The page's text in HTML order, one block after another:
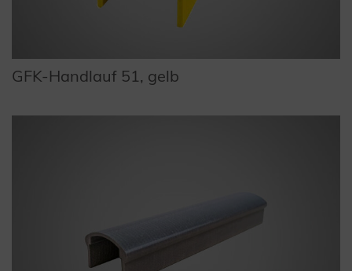
GFK-Handlauf 51, gelb